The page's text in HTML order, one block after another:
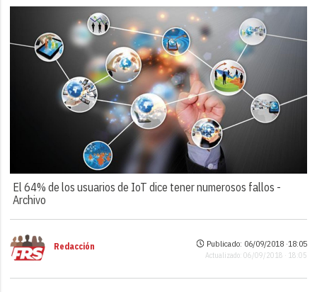
El 64% de los usuarios de IoT dice tener numerosos fallos -
Archivo
Redacción Publicado: 06/09/2018 ·18:05
Actualizado: 06/09/2018 · 18:05